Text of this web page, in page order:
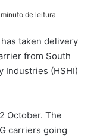
de leitura
taken delivery
from South
Industries (HSHI)
October. The
carriers going